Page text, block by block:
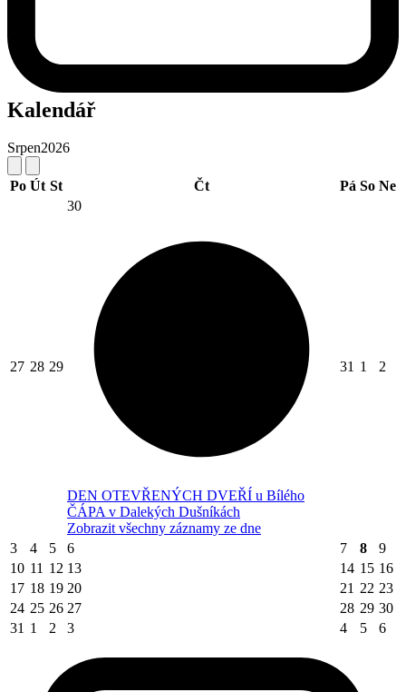
Kalendář
Srpen2026
Po Út St Čt Pá So Ne
27 28 29
30
DEN OTEVŘENÝCH DVEŘÍ u Bílého
ČÁPA v Dalekých Dušníkách
Zobrazit všechny záznamy ze dne
31 1 2
3 4 5 6 7 8
9
10 11 12 13 14 15 16
17 18 19 20 21 22 23
24 25 26 27 28 29 30
31 1 2 3 4 5 6